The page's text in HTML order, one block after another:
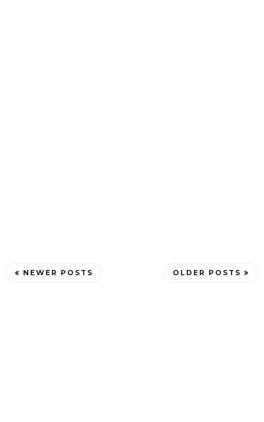
NEWER POSTS OLDER POSTS